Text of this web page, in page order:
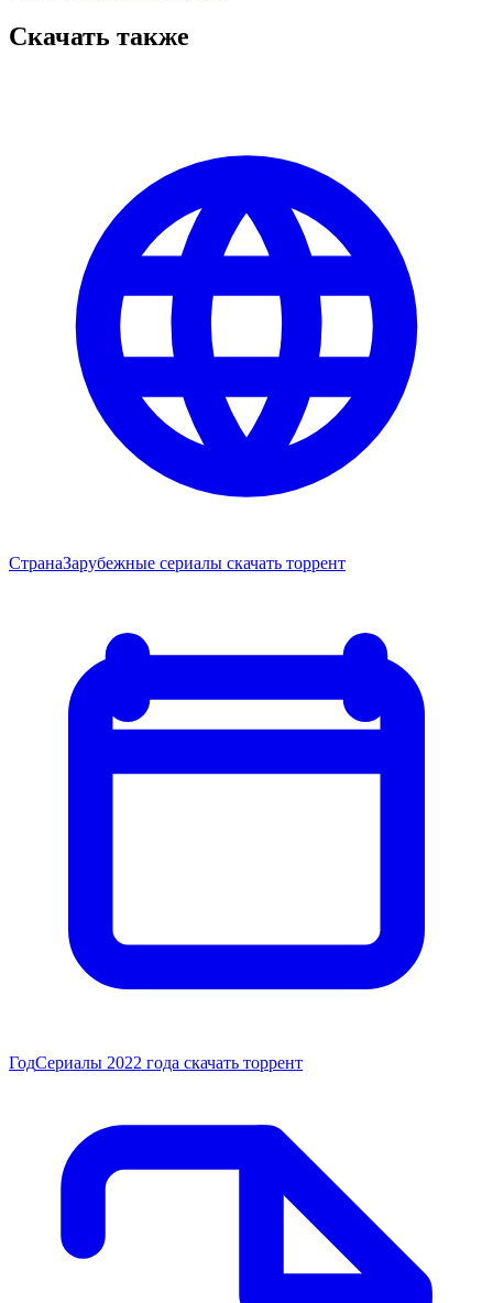
Скачать также
СтранаЗарубежные сериалы скачать торрент
ГодСериалы 2022 года скачать торрент